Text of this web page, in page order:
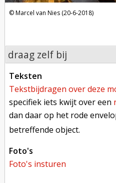
Marcel van Nies (20-6-2018)
draag zelf bij
teksten
tekstbijdragen over deze
specifiek iets kwijt over een
dan daar op het rode
betreffende object.
foto's
foto's insturen